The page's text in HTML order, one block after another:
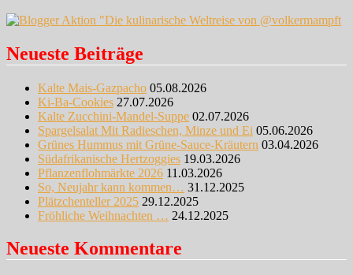
Neueste Beiträge
Kalte Mais-Gazpacho 05.08.2026
Ki-Ba-Cookies 27.07.2026
Kalte Zucchini-Mandel-Suppe 02.07.2026
Spargelsalat Mit Radieschen, Minze und Ei 05.06.2026
Grünes Hummus mit Grüne-Sauce-Kräutern 03.04.2026
Südafrikanische Hertzoggies 19.03.2026
Pflanzenflohmärkte 2026 11.03.2026
So, Neujahr kann kommen… 31.12.2025
Plätzchenteller 2025 29.12.2025
Fröhliche Weihnachten … 24.12.2025
Neueste Kommentare